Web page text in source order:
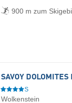
900 m zum
SAVOY
S
Wolkenstein